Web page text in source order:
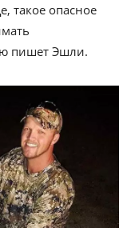
такое опасное
пишет Эшли.